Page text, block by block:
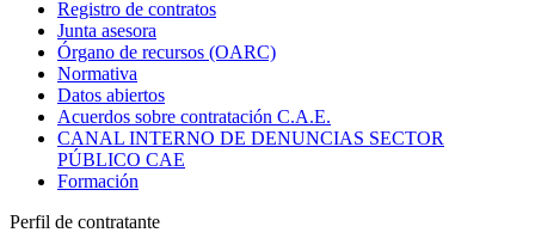
Registro de contratos
Junta asesora
Órgano de recursos (OARC)
Normativa
Datos abiertos
Acuerdos sobre contratación C.A.E.
CANAL INTERNO DE DENUNCIAS SECTOR
PÚBLICO CAE
Formación
Perfil de contratante